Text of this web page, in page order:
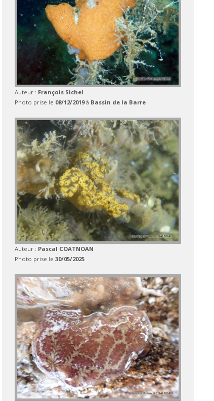
Auteur : François Sichel
Photo prise le 08/12/2019à Bassin de la Barre
Auteur : Pascal COATNOAN
Photo prise le 30/05/2025